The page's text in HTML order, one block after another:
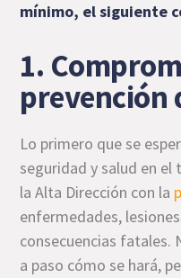
mínimo, el siguiente
1.
prevención
Lo primero que se
seguridad y salud en
la Alta Dirección con la
enfermedades,
consecuencias fatales.
a paso cómo se hará,